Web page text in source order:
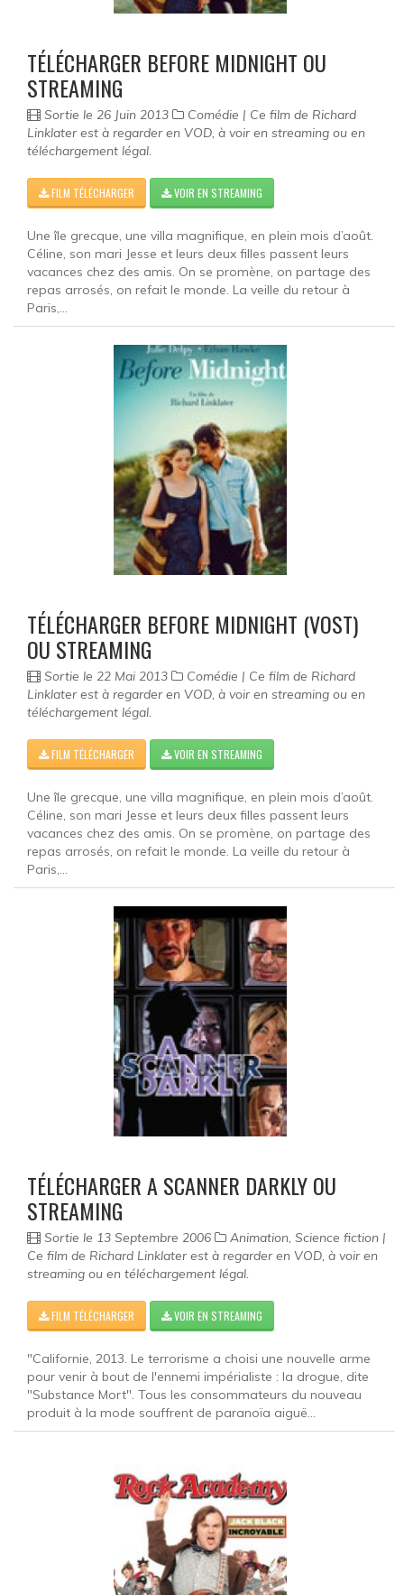
TÉLÉCHARGER BEFORE MIDNIGHT OU
STREAMING
Sortie le 26 Juin 2013
Comédie | Ce film de Richard
Linklater est à regarder en VOD, à voir en streaming ou en
téléchargement légal.
FILM TÉLÉCHARGER VOIR EN STREAMING
Une île grecque, une villa magnifique, en plein mois d’août.
Céline, son mari Jesse et leurs deux filles passent leurs
vacances chez des amis. On se promène, on partage des
repas arrosés, on refait le monde. La veille du retour à
Paris,...
TÉLÉCHARGER BEFORE MIDNIGHT (VOST)
OU STREAMING
Sortie le 22 Mai 2013
Comédie | Ce film de Richard
Linklater est à regarder en VOD, à voir en streaming ou en
téléchargement légal.
FILM TÉLÉCHARGER VOIR EN STREAMING
Une île grecque, une villa magnifique, en plein mois d’août.
Céline, son mari Jesse et leurs deux filles passent leurs
vacances chez des amis. On se promène, on partage des
repas arrosés, on refait le monde. La veille du retour à
Paris,...
TÉLÉCHARGER A SCANNER DARKLY OU
STREAMING
Sortie le 13 Septembre 2006
Animation, Science fiction |
Ce film de Richard Linklater est à regarder en VOD, à voir en
streaming ou en téléchargement légal.
FILM TÉLÉCHARGER VOIR EN STREAMING
"Californie, 2013. Le terrorisme a choisi une nouvelle arme
pour venir à bout de l'ennemi impérialiste : la drogue, dite
"Substance Mort". Tous les consommateurs du nouveau
produit à la mode souffrent de paranoïa aiguë...